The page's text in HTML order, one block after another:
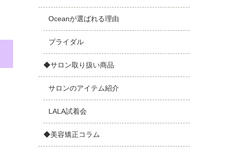
Oceanが選ばれる理由
ブライダル
◆サロン取り扱い商品
サロンのアイテム紹介
LALA試着会
◆美容矯正コラム